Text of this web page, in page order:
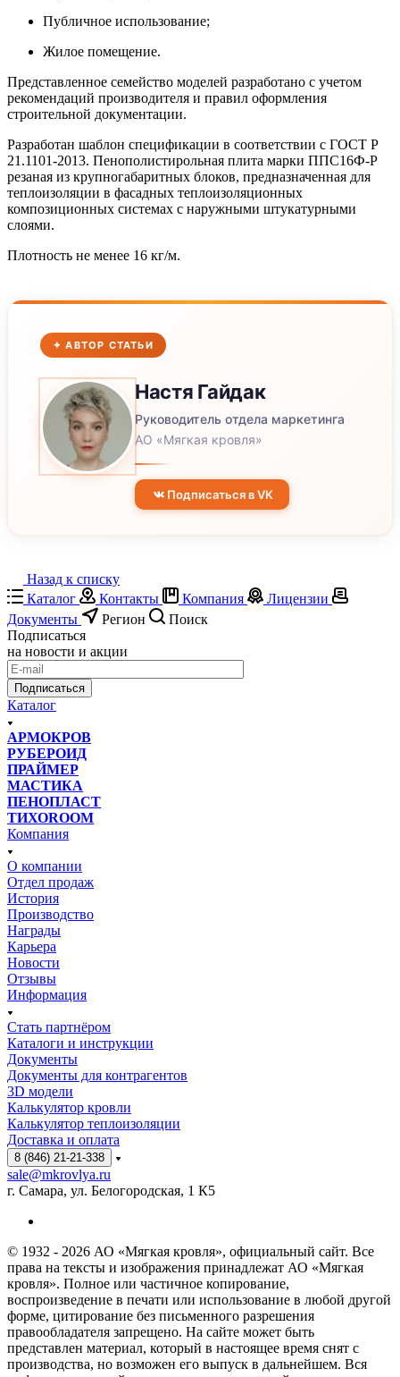
Публичное использование;
Жилое помещение.
Представленное семейство моделей разработано с учетом
рекомендаций производителя и правил оформления
строительной документации.
Разработан шаблон спецификации в соответствии с ГОСТ Р
21.1101-2013. Пенополистирольная плита марки ППС16Ф-Р
резаная из крупногабаритных блоков, предназначенная для
теплоизоляции в фасадных теплоизоляционных
композиционных системах с наружными штукатурными
слоями.
Плотность не менее 16 кг/м.
✦ АВТОР СТАТЬИ
Настя Гайдак
Руководитель отдела маркетинга
АО «Мягкая кровля»
Подписаться в VK
Назад к списку
Каталог
Контакты Компания
Лицензии
Документы
Регион
Поиск
Подписаться
на новости и акции
Подписаться
Каталог
АРМОКРОВ
РУБЕРОИД
ПРАЙМЕР
МАСТИКА
ПЕНОПЛАСТ
ТИХОROOM
Компания
О компании
Отдел продаж
История
Производство
Награды
Карьера
Новости
Отзывы
Информация
Стать партнёром
Каталоги и инструкции
Документы
Документы для контрагентов
3D модели
Калькулятор кровли
Калькулятор теплоизоляции
Доставка и оплата
8 (846) 21-21-338
sale@mkrovlya.ru
г. Самара, ул. Белогородская, 1 К5
© 1932 - 2026 АО «Мягкая кровля», официальный сайт. Все
права на тексты и изображения принадлежат АО «Мягкая
кровля». Полное или частичное копирование,
воспроизведение в печати или использование в любой другой
форме, цитирование без письменного разрешения
правообладателя запрещено. На сайте может быть
представлен материал, который в настоящее время снят с
производства, но возможен его выпуск в дальнейшем. Вся